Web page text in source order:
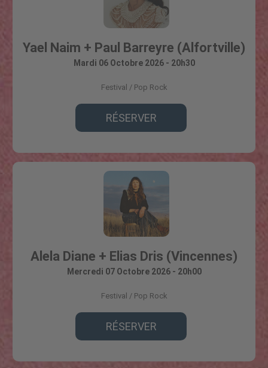
Yael Naim + Paul Barreyre (Alfortville)
Mardi 06 Octobre 2026 - 20h30
Festival Pop Rock
RÉSERVER
Alela Diane + Elias Dris (Vincennes)
Mercredi 07 Octobre 2026 - 20h00
Festival Pop Rock
RÉSERVER